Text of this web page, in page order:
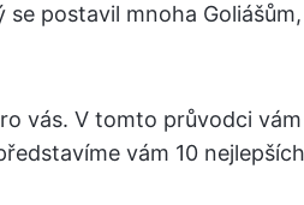
se postavil mnoha
vás. V tomto průvodci
vám 10